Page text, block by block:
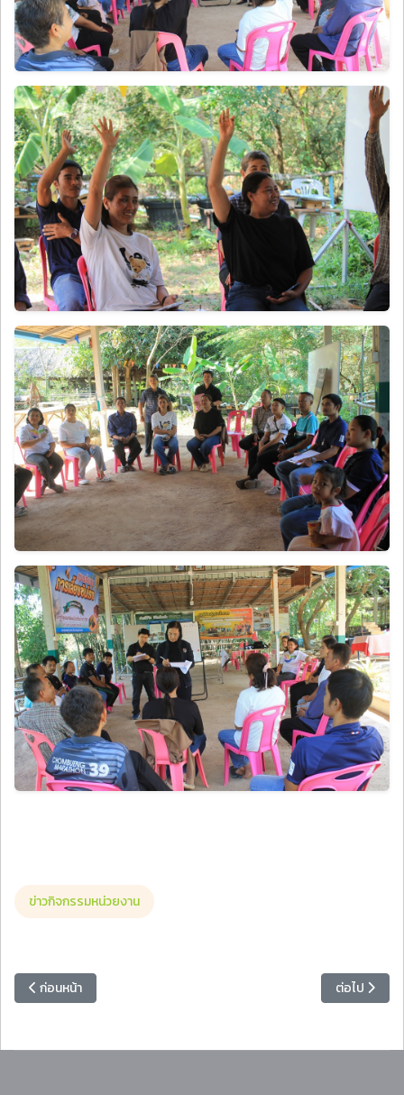
ข่าวกิจกรรมหน่วยงาน
เนื้อหาก่อนหน้า: มหาวิทยาลัยราชภัฏหมู่บ้านจอมบึงร่วมเปิดป้ายและเปิดโร
ก่อนหน้า เนื้อหาถัดไ
ต่อไป